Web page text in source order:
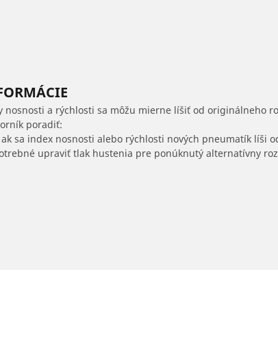
nosnosti a rýchlosti sa môžu mierne líšiť od originálneho
poradiť:
sa index nosnosti alebo rýchlosti nových pneumatík líši
upraviť tlak hustenia pre ponúknutý alternatívny